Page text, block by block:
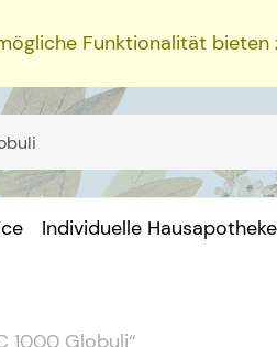
Funktionalität bieten
Individuelle
1000 Globuli“